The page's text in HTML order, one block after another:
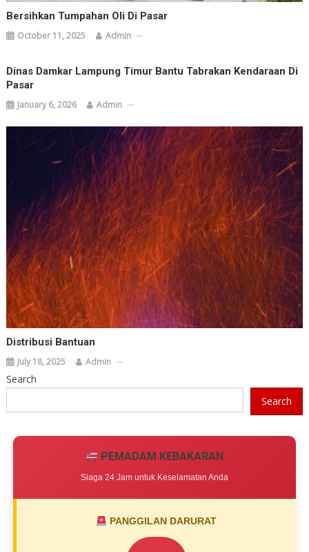
Bersihkan Tumpahan Oli Di Pasar
October 11, 2025 Admin
Dinas Damkar Lampung Timur Bantu Tabrakan Kendaraan Di
Pasar
January 6, 2026 Admin
Distribusi Bantuan
July 18, 2025 Admin
Search
Search
PEMADAM KEBAKARAN
Siaga 24 Jam untuk Keselamatan Anda
PANGGILAN DARURAT